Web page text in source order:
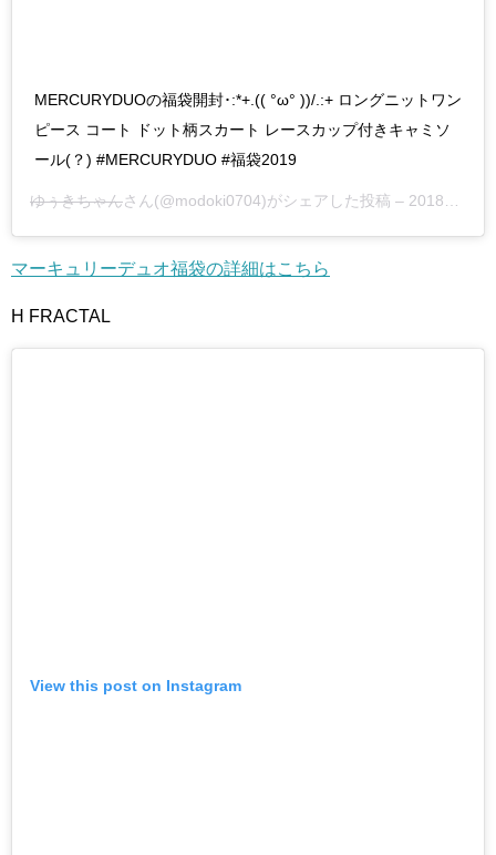
MERCURYDUOの福袋開封･:*+.(( °ω° ))/.:+ ロングニットワン
ピース コート ドット柄スカート レースカップ付きキャミソ
ール(？) #MERCURYDUO #福袋2019
ゆぅきちゃんさん(@modoki0704)がシェアした投稿 – 2018年12月月31日午後10時09分PST
マーキュリーデュオ福袋の詳細はこちら
H FRACTAL
View this post on Instagram